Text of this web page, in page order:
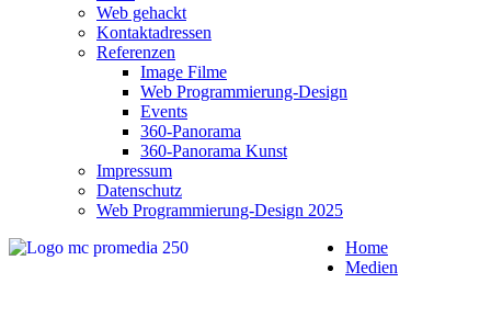
Web gehackt
Kontaktadressen
Referenzen
Image Filme
Web Programmierung-Design
Events
360-Panorama
360-Panorama Kunst
Impressum
Datenschutz
Web Programmierung-Design 2025
Home
Medien